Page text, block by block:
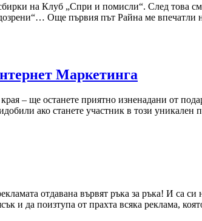
на Клуб „Спри и помисли“. След това
Още първия път Райна ме впечатли
Маркетинга
края – ще останете приятно изненадани от
ако станете участник в този
отдавана вървят ръка за ръка! И са
и да поизтупа от прахта всяка реклама,